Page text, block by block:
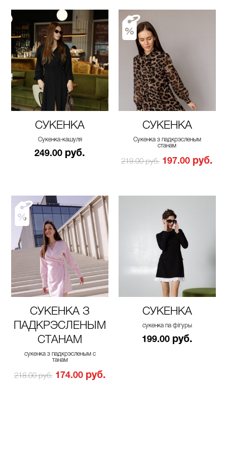
СУКЕНКА
Сукенка-кашуля
249.00 руб.
СУКЕНКА
Сукенка з падкрэсленым
станам
219.00 руб. 197.00 руб.
СУКЕНКА З
ПАДКРЭСЛЕНЫМ
СТАНАМ
сукенка з падкрэсленым с
танам
218.00 руб. 174.00 руб.
СУКЕНКА
сукенка па фігуры
199.00 руб.